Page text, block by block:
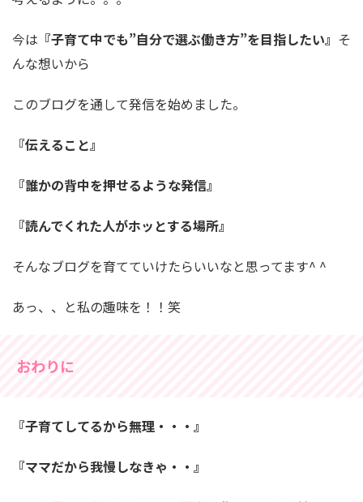
今は 『子育て中でも”自分で選ぶ働き方”を目指したい』 そ
んな想いから
このブログを通して発信を始めました。
『伝えること』
『誰かの背中を押せるような発信』
『読んでくれた人がホッとする場所』
そんなブログを育てていけたらいいなと思ってます^ ^
あっ、、と私の趣味を！！笑
おわりに
『子育てしてるから無理・・・』
『ママだから我慢しなきゃ・・』